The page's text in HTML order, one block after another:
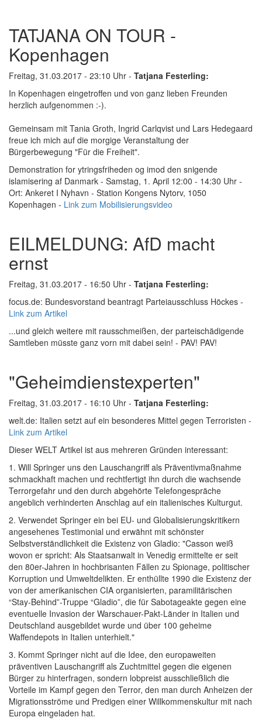
TATJANA ON TOUR -
Kopenhagen
Freitag, 31.03.2017 - 23:10 Uhr - Tatjana Festerling:
In Kopenhagen eingetroffen und von ganz lieben Freunden
herzlich aufgenommen :-).
Gemeinsam mit Tania Groth, Ingrid Carlqvist und Lars Hedegaard
freue ich mich auf die morgige Veranstaltung der
Bürgerbewegung "Für die Freiheit".
Demonstration for ytringsfriheden og imod den snigende
islamisering af Danmark - Samstag, 1. April 12:00 - 14:30 Uhr -
Ort: Ankeret I Nyhavn - Station Kongens Nytorv, 1050
Kopenhagen - Link zum Mobilisierungsvideo
EILMELDUNG: AfD macht
ernst
Freitag, 31.03.2017 - 16:50 Uhr - Tatjana Festerling:
focus.de: Bundesvorstand beantragt Parteiausschluss Höckes -
Link zum Artikel
...und gleich weitere mit rausschmeißen, der parteischädigende
Samtleben müsste ganz vorn mit dabei sein! - PAV! PAV!
"Geheimdienstexperten"
Freitag, 31.03.2017 - 16:10 Uhr - Tatjana Festerling:
welt.de: Italien setzt auf ein besonderes Mittel gegen Terroristen -
Link zum Artikel
Dieser WELT Artikel ist aus mehreren Gründen interessant:
1. Will Springer uns den Lauschangriff als Präventivmaßnahme
schmackhaft machen und rechtfertigt ihn durch die wachsende
Terrorgefahr und den durch abgehörte Telefongespräche
angeblich verhinderten Anschlag auf ein italienisches Kulturgut.
2. Verwendet Springer ein bei EU- und Globalisierungskritikern
angesehenes Testimonial und erwähnt mit schönster
Selbstverständlichkeit die Existenz von Gladio: "Casson weiß
wovon er spricht: Als Staatsanwalt in Venedig ermittelte er seit
den 80er-Jahren in hochbrisanten Fällen zu Spionage, politischer
Korruption und Umweltdelikten. Er enthüllte 1990 die Existenz der
von der amerikanischen CIA organisierten, paramilitärischen
“Stay-Behind”-Truppe “Gladio”, die für Sabotageakte gegen eine
eventuelle Invasion der Warschauer-Pakt-Länder in Italien und
Deutschland ausgebildet wurde und über 100 geheime
Waffendepots in Italien unterhielt."
3. Kommt Springer nicht auf die Idee, den europaweiten
präventiven Lauschangriff als Zuchtmittel gegen die eigenen
Bürger zu hinterfragen, sondern lobpreist ausschließlich die
Vorteile im Kampf gegen den Terror, den man durch Anheizen der
Migrationsströme und Predigen einer Willkommenskultur mit nach
Europa eingeladen hat.